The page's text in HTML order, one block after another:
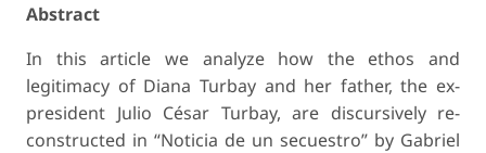
Abstract
In this article we analyze how the ethos and
legitimacy of Diana Turbay and her father, the ex-
president Julio César Turbay, are discursively re-
constructed in “Noticia de un secuestro” by Gabriel